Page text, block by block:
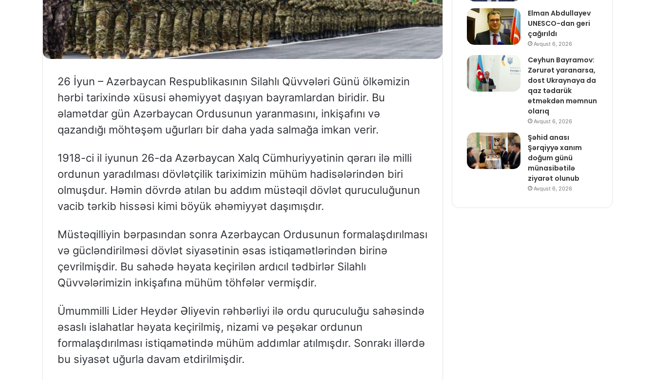
26 İyun – Azərbaycan Respublikasının Silahlı Qüvvələri Günü ölkəmizin
hərbi tarixində xüsusi əhəmiyyət daşıyan bayramlardan biridir. Bu
əlamətdar gün Azərbaycan Ordusunun yaranmasını, inkişafını və
qazandığı möhtəşəm uğurları bir daha yada salmağa imkan verir.
1918-ci il iyunun 26-da Azərbaycan Xalq Cümhuriyyətinin qərarı ilə milli
ordunun yaradılması dövlətçilik tariximizin mühüm hadisələrindən biri
olmuşdur. Həmin dövrdə atılan bu addım müstəqil dövlət quruculuğunun
vacib tərkib hissəsi kimi böyük əhəmiyyət daşımışdır.
Müstəqilliyin bərpasından sonra Azərbaycan Ordusunun formalaşdırılması
və gücləndirilməsi dövlət siyasətinin əsas istiqamətlərindən birinə
çevrilmişdir. Bu sahədə həyata keçirilən ardıcıl tədbirlər Silahlı
Qüvvələrimizin inkişafına mühüm töhfələr vermişdir.
Ümummilli Lider Heydər Əliyevin rəhbərliyi ilə ordu quruculuğu sahəsində
əsaslı islahatlar həyata keçirilmiş, nizami və peşəkar ordunun
formalaşdırılması istiqamətində mühüm addımlar atılmışdır. Sonrakı illərdə
bu siyasət uğurla davam etdirilmişdir.
Elman Abdullayev
UNESCO-dan geri
çağırıldı
Avqust 6, 2026
Ceyhun Bayramov:
Zərurət yaranarsa,
dost Ukraynaya da
qaz tədarük
etməkdən məmnun
olarıq
Avqust 6, 2026
Şəhid anası
Şərqiyyə xanım
doğum günü
münasibətilə
ziyarət olunub
Avqust 6, 2026